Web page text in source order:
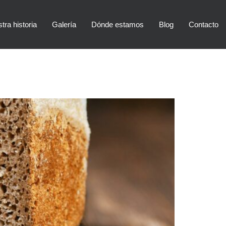
historia Galería Dónde estamos Blog Contacto